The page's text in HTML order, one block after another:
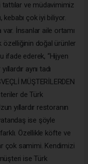
ve müdavimimiz
kebabı çok iyi biliyor.
İnsanlar aile ortamı
özelliğinin doğal ürünler
ifade ederek, “Hijyen
aynı tadı
MÜŞTERİLERDEN
de Türk
yıllardır restoranın
ise şöyle
Özellikle köfte ve
çok samimi. Kendimizi
ise Türk